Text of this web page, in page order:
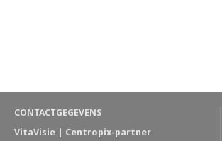
CONTACTGEGEVENS
VitaVisie | Centropix-partner